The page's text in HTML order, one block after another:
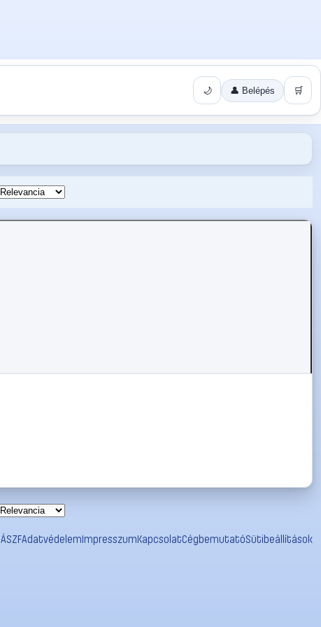
🌙 👤 Belépés 🛒
ÁSZFAdatvédelemImpresszumKapcsolatCégbemutatóSütibeállítások